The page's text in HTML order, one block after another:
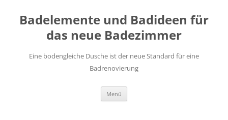
springen
Badelemente und Badideen für
das neue Badezimmer
Eine bodengleiche Dusche ist der neue Standard für eine
Badrenovierung
Menü